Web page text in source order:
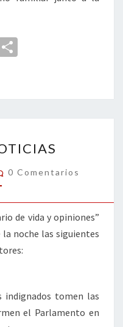
Pr
p
ar
tir
Comentarios
0 Comentarios
de vida y opiniones”
noche las siguientes
indignados tomen las
el Parlamento en